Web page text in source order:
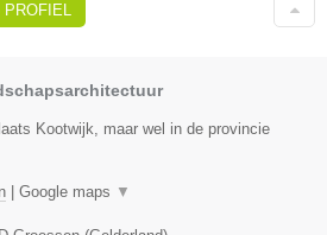
PROFIEL
Kootwijk, maar wel in de provincie
Google maps ▼